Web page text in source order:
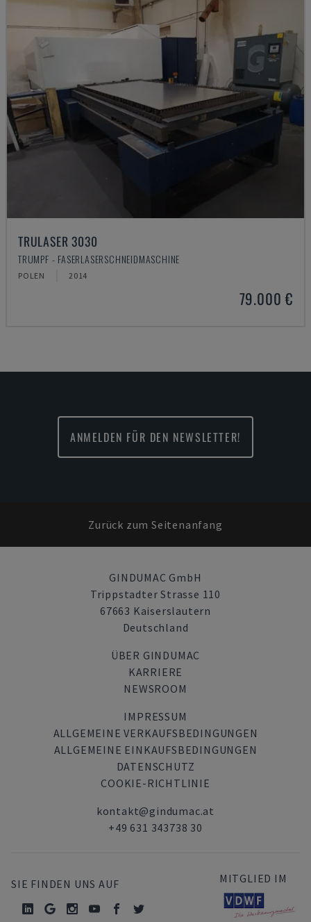
TRULASER 3030
TRUMPF - FASERLASERSCHNEIDMASCHINE
POLEN 2014
79.000 €
ANMELDEN FÜR DEN NEWSLETTER!
Zurück zum Seitenanfang
GINDUMAC GmbH
Trippstadter Strasse 110
67663 Kaiserslautern
Deutschland
ÜBER GINDUMAC
KARRIERE
NEWSROOM
IMPRESSUM
ALLGEMEINE VERKAUFSBEDINGUNGEN
ALLGEMEINE EINKAUFSBEDINGUNGEN
DATENSCHUTZ
COOKIE-RICHTLINIE
kontakt@gindumac.at
+49 631 343738 30
SIE FINDEN UNS AUF MITGLIED IM